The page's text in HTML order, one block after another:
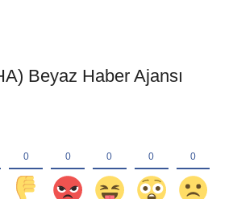
Beyaz Haber Ajansı